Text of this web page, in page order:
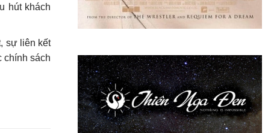
hút khách
sự liên kết
chính sách